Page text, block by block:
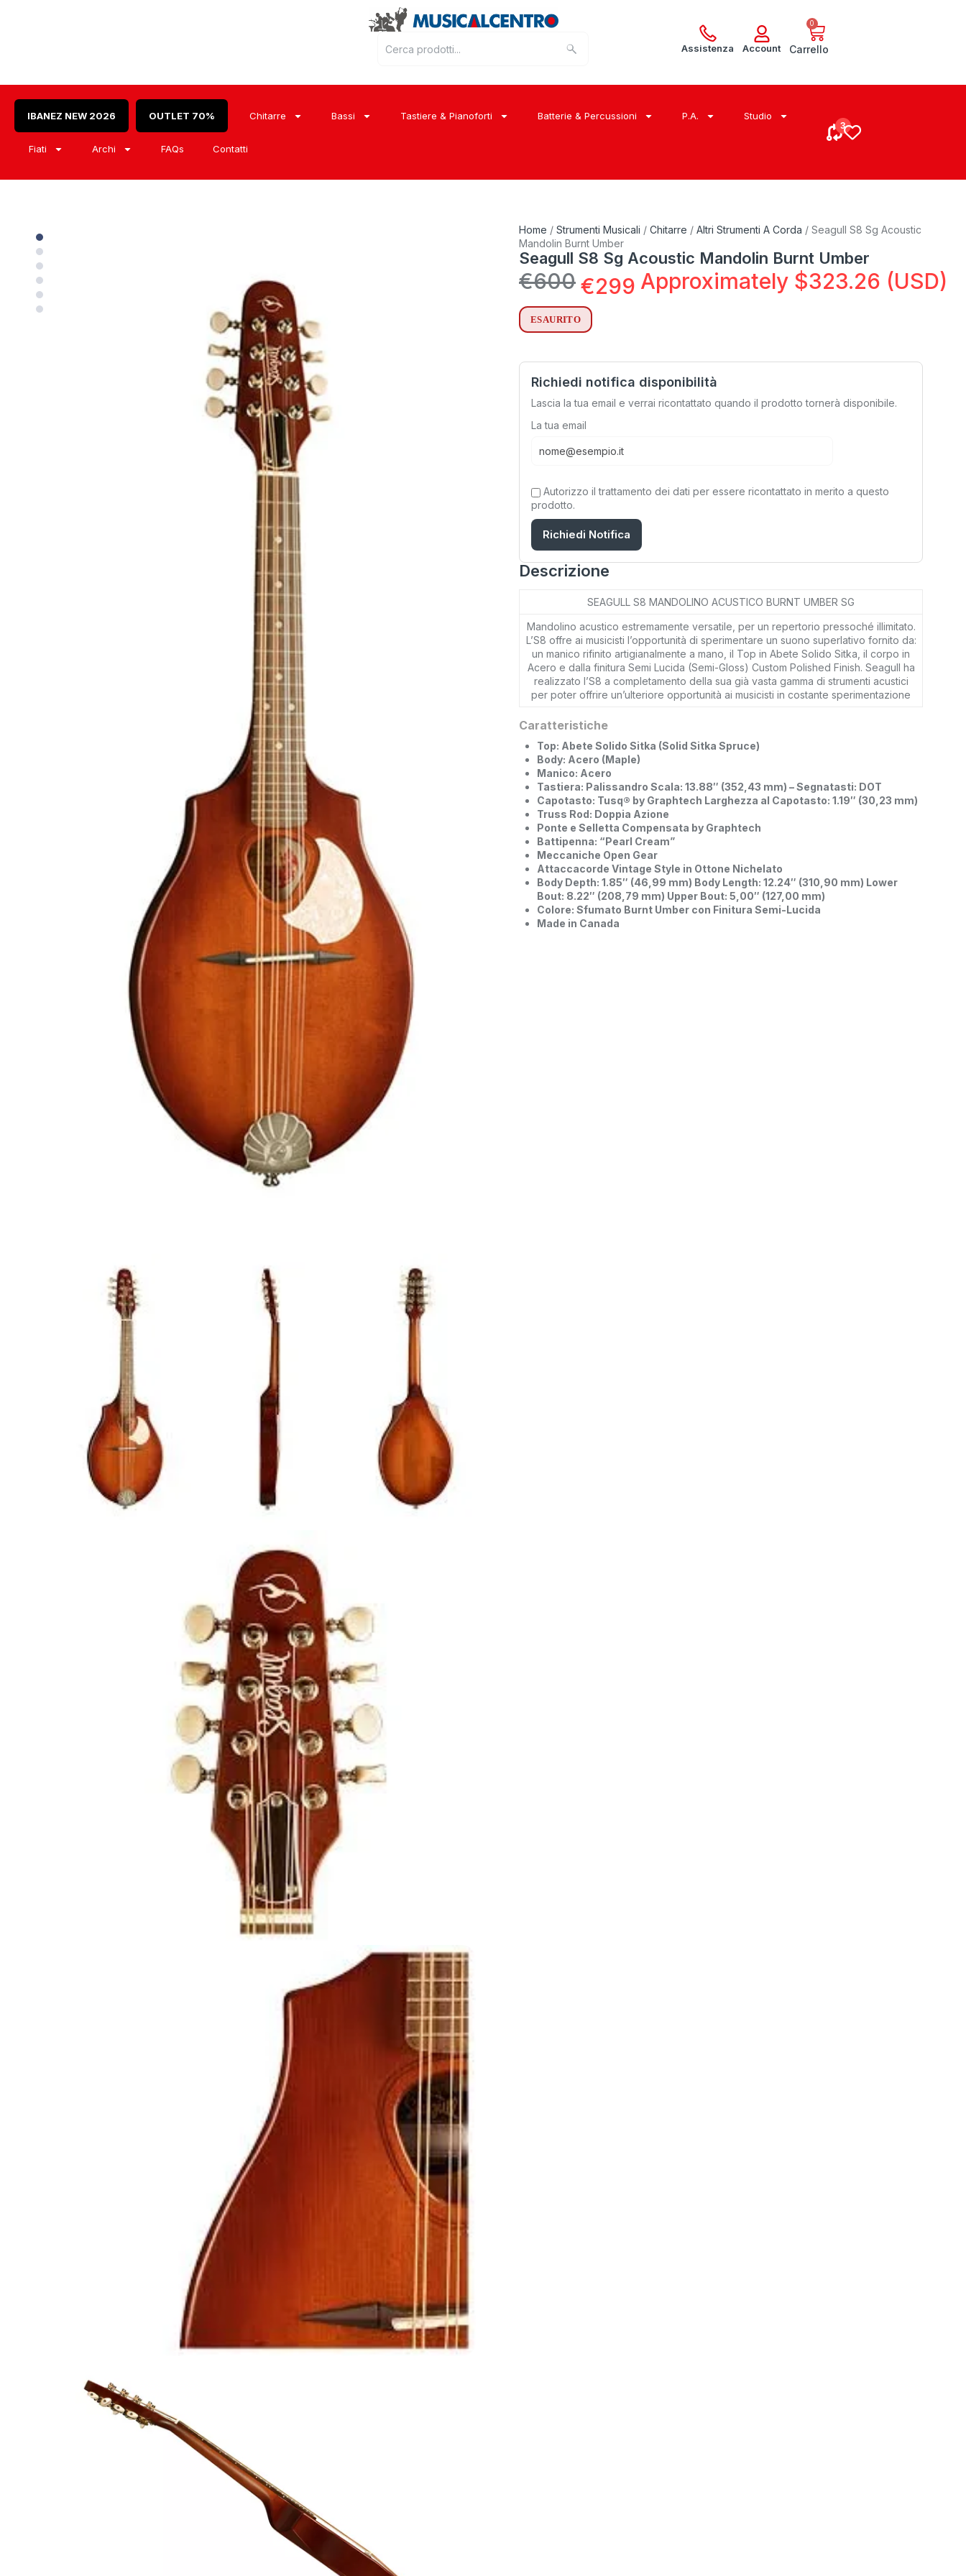
Assistenza Account
0
Carrello
IBANEZ NEW 2026 OUTLET 70% Chitarre Bassi Tastiere & Pianoforti Batterie & Percussioni P.A. Studio
Fiati Archi FAQs Contatti
Home / Strumenti Musicali / Chitarre / Altri Strumenti A Corda / Seagull S8 Sg Acoustic
Mandolin Burnt Umber
Seagull S8 Sg Acoustic Mandolin Burnt Umber
€600€299 Approximately $323.26 (USD)
ESAURITO
Richiedi notifica disponibilità
Lascia la tua email e verrai ricontattato quando il prodotto tornerà disponibile.
La tua email
Autorizzo il trattamento dei dati per essere ricontattato in merito a questo
prodotto.
Richiedi Notifica
Descrizione
SEAGULL S8 MANDOLINO ACUSTICO BURNT UMBER SG
Mandolino acustico estremamente versatile, per un repertorio pressoché illimitato.
L’S8 offre ai musicisti l’opportunità di sperimentare un suono superlativo fornito da:
un manico rifinito artigianalmente a mano, il Top in Abete Solido Sitka, il corpo in
Acero e dalla finitura Semi Lucida (Semi-Gloss) Custom Polished Finish. Seagull ha
realizzato l’S8 a completamento della sua già vasta gamma di strumenti acustici
per poter offrire un’ulteriore opportunità ai musicisti in costante sperimentazione
Caratteristiche
Top: Abete Solido Sitka (Solid Sitka Spruce)
Body: Acero (Maple)
Manico: Acero
Tastiera: Palissandro Scala: 13.88″ (352,43 mm) – Segnatasti: DOT
Capotasto: Tusq® by Graphtech Larghezza al Capotasto: 1.19″ (30,23 mm)
Truss Rod: Doppia Azione
Ponte e Selletta Compensata by Graphtech
Battipenna: “Pearl Cream”
Meccaniche Open Gear
Attaccacorde Vintage Style in Ottone Nichelato
Body Depth: 1.85″ (46,99 mm) Body Length: 12.24″ (310,90 mm) Lower
Bout: 8.22″ (208,79 mm) Upper Bout: 5,00″ (127,00 mm)
Colore: Sfumato Burnt Umber con Finitura Semi-Lucida
Made in Canada